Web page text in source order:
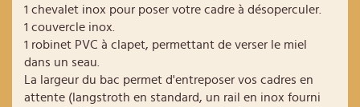
1 chevalet inox pour poser votre cadre à désoperculer.
1 couvercle inox.
1 robinet PVC à clapet, permettant de verser le miel
dans un seau.
La largeur du bac permet d'entreposer vos cadres en
attente (langstroth en standard, un rail en inox fourni